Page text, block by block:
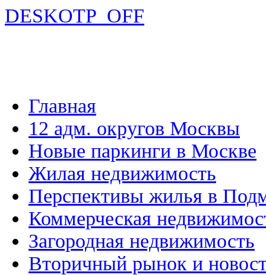
DESKOTP_OFF
Главная
12 адм. округов Москвы
Новые паркинги в Москве
Жилая недвижимость
Перспективы жилья в
Коммерческая
Загородная недвижимость
Вторичный рынок и